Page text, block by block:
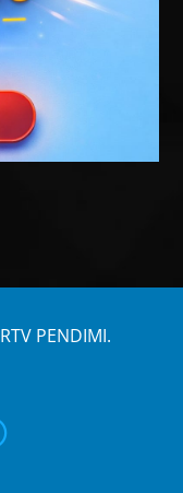
PENDIMI.